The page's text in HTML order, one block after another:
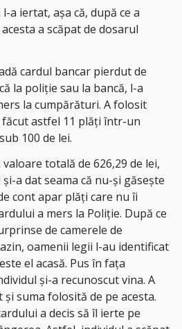
a iertat, așa că, după ce a
a scăpat de dosarul
cardul bancar pierdut de
la poliție sau la bancă, l-a
la cumpărături. A folosit
astfel 11 plăți într-un
100 de lei.
totală de 626,29 de lei,
a dat seama că nu-și găsește
cont apar plăți care nu îi
a mers la Poliție. După ce
de camerele de
oamenii legii l-au identificat
el acasă. Pus în fața
și-a recunoscut vina. A
suma folosită de pe acesta.
a decis să îl ierte pe